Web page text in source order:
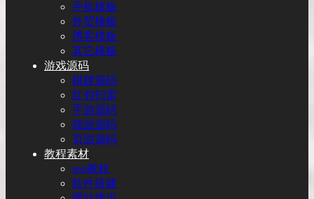
手机模板
外贸模板
博客模板
其它模板
游戏源码
棋牌源码
红包扫雷
手游源码
端游源码
页游源码
教程素材
seo教程
软件搭建